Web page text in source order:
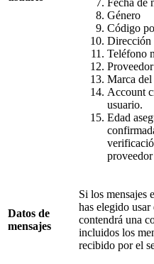
Fecha de
Género
Código
Dirección
Teléfono
Marca
Account
usuario.
Edad
Datos de
mensajes
Si los mensajes
has elegido
contendrá una
incluidos los
recibido por el